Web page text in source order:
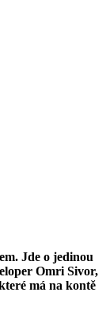
Jde o jedinou
Omri Sivor,
má na kontě